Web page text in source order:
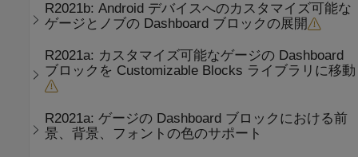
R2021b:Android デバイスへのカスタマイズ可能な
ゲージとノブの Dashboard ブロックの展開
R2021a: カスタマイズ可能なゲージの Dashboard
ブロックを Customizable Blocks ライブラリに移動
R2021a:ゲージの Dashboard ブロックにおける前
景、背景、フォントの色のサポート